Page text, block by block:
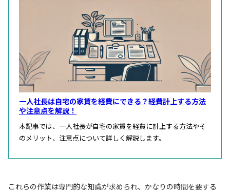
一人社長は自宅の家賃を経費にできる？経費計上する方法
や注意点を解説！
本記事では、一人社長が自宅の家賃を経費に計上する方法やそ
のメリット、注意点について詳しく解説します。
これらの作業は専門的な知識が求められ、かなりの時間を要する